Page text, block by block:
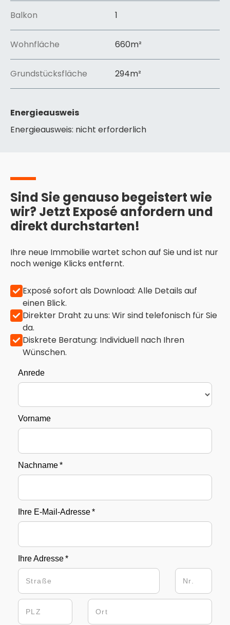
verleiht der Stadt zudem ein junges, kreatives Flair,
Offenbach am Main bietet eine attraktive
Alternative zu den hohen Immobilienpreisen
Frankfurts – mit allen Vorteilen einer Großstadt und
einem ausgeprägten Gemeinschaftsgefühl.
Balkon 1
Wohnfläche 660m²
Grundstücksfläche 294m²
Energieausweis
Energieausweis: nicht erforderlich
Sind Sie genauso begeistert wie
wir? Jetzt Exposé anfordern und
direkt durchstarten!
Ihre neue Immobilie wartet schon auf Sie und ist nur
noch wenige Klicks entfernt.
Exposé sofort als Download: Alle Details auf
einen Blick.
Direkter Draht zu uns: Wir sind telefonisch für Sie
da.
Diskrete Beratung: Individuell nach Ihren
Wünschen.